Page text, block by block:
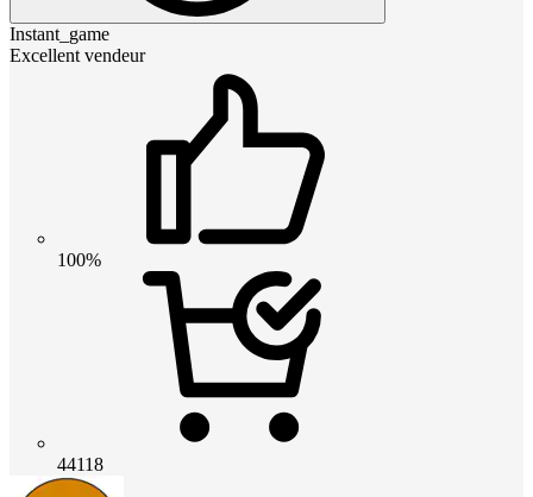
Instant_game
Excellent vendeur
100%
44118